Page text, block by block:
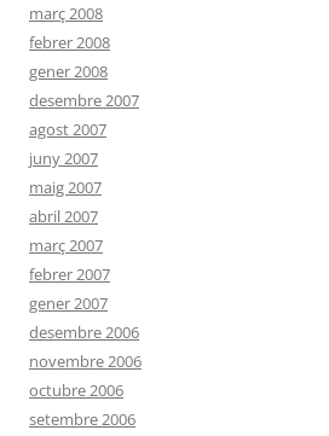
març 2008
febrer 2008
gener 2008
desembre 2007
agost 2007
juny 2007
maig 2007
abril 2007
març 2007
febrer 2007
gener 2007
desembre 2006
novembre 2006
octubre 2006
setembre 2006